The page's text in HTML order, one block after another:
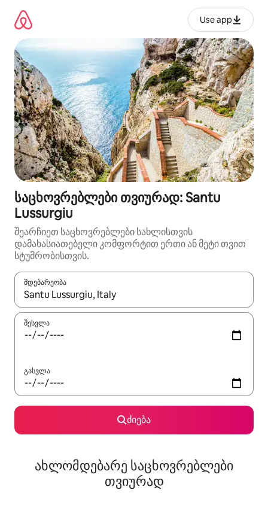
გადასვლა
Use app
საცხოვრებლები თვიურად: Santu
Lussurgiu
შეარჩიეთ საცხოვრებლები სახლისთვის
დამახასიათებელი კომფორტით ერთი ან მეტი თვით
სტუმრობისთვის.
მდებარეობა
როცა შედეგები ხელმისაწვდომი გახდება, ნავიგაციისთვის
შესვლა
გასვლა
ძიება
ახლომდებარე საცხოვრებლები
თვიურად